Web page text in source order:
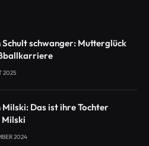
schwanger: Mutterglück
2025
Das ist ihre Tochter
Milski
2024